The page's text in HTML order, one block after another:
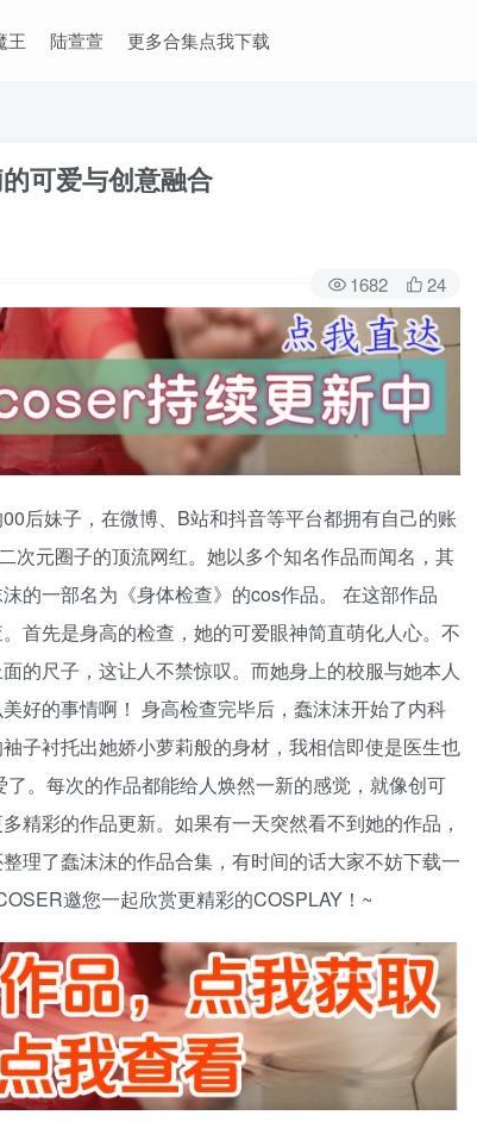
王 陆萱萱 更多合集点我下载
可爱与创意融合
1682 24
后妹子，在微博、B站和抖音等平台都拥有自己的账
次元圈子的顶流网红。她以多个知名作品而闻名，其
的一部名为《身体检查》的cos作品。 在这部作品
首先是身高的检查，她的可爱眼神简直萌化人心。不
的尺子，这让人不禁惊叹。而她身上的校服与她本人
好的事情啊！ 身高检查完毕后，蠢沫沫开始了内科
子衬托出她娇小萝莉般的身材，我相信即使是医生也
。每次的作品都能给人焕然一新的感觉，就像创可
精彩的作品更新。如果有一天突然看不到她的作品，
理了蠢沫沫的作品合集，有时间的话大家不妨下载一
邀您一起欣赏更精彩的COSPLAY！~